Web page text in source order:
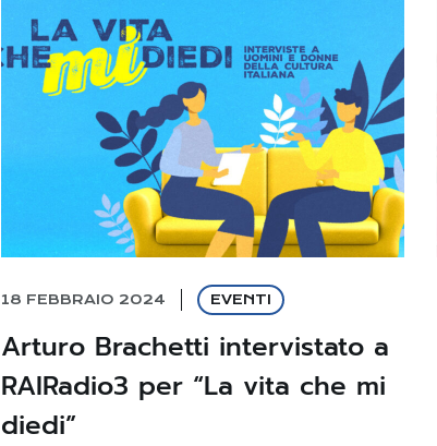
18 FEBBRAIO 2024 EVENTI
Arturo Brachetti intervistato a
RAIRadio3 per “La vita che mi
diedi”